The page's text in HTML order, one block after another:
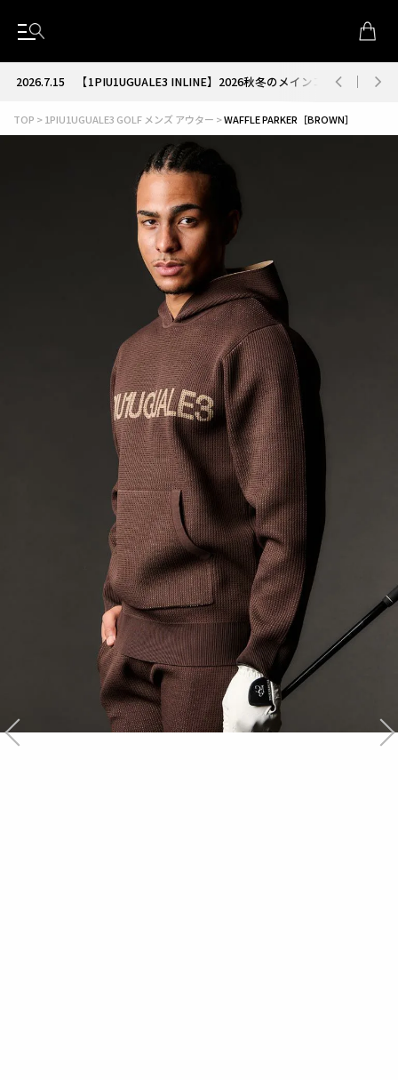
2026.7.15【1PIU1UGUALE3 INLINE】2026秋冬のメインコレクションが
TOP 1PIU1UGUALE3 GOLF メンズ アウター WAFFLE PARKER［BROWN］